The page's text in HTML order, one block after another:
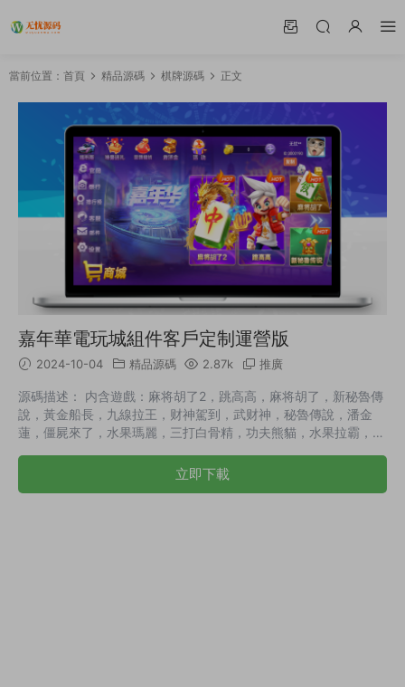
當前位置： 首頁 精品源碼 棋牌源碼 正文
嘉年華電玩城組件客戶定制運營版
2024-10-04 精品源碼 2.87k 推廣
源碼描述： 内含遊戲：麻将胡了2，跳高高，麻将胡了，新秘魯傳
說，黃金船長，九線拉王，财神駕到，武财神，秘魯傳說，潘金
蓮，僵屍來了，水果瑪麗，三打白骨精，功夫熊貓，水果拉霸，捕
立即下載